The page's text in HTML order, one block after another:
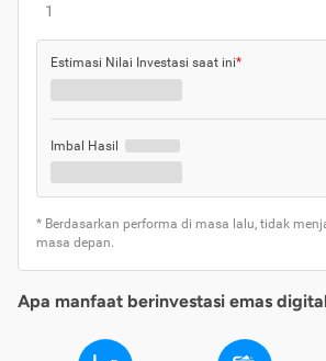
1
Estimasi Nilai Investasi saat ini*
Imbal Hasil
* Berdasarkan performa di masa lalu, tidak
masa depan.
Apa manfaat berinvestasi emas